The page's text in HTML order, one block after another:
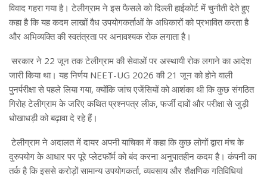
विवाद गहरा गया है। टेलीग्राम ने इस फैसले को दिल्ली हाईकोर्ट में चुनौती देते हुए
कहा है कि यह कदम लाखों वैध उपयोगकर्ताओं के अधिकारों को प्रभावित करता है
और अभिव्यक्ति की स्वतंत्रता पर अनावश्यक रोक लगाता है।
सरकार ने 22 जून तक टेलीग्राम की सेवाओं पर अस्थायी रोक लगाने का आदेश
जारी किया था। यह निर्णय NEET-UG 2026 की 21 जून को होने वाली
पुनर्परीक्षा से पहले लिया गया, क्योंकि जांच एजेंसियों को आशंका थी कि कुछ संगठित
गिरोह टेलीग्राम के जरिए कथित प्रश्नपत्र लीक, फर्जी दावों और परीक्षा से जुड़ी
धोखाधड़ी को बढ़ावा दे रहे हैं।
टेलीग्राम ने अदालत में दायर अपनी याचिका में कहा कि कुछ लोगों द्वारा मंच के
दुरुपयोग के आधार पर पूरे प्लेटफॉर्म को बंद करना अनुपातहीन कदम है। कंपनी का
तर्क है कि इससे करोड़ों सामान्य उपयोगकर्ता, व्यवसाय और शैक्षणिक गतिविधियां